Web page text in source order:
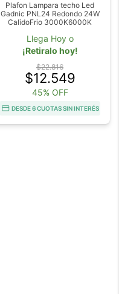
Plafon Lampara techo Led
Gadnic PNL24 Redondo 24W
CalidoFrio 3000K6000K
Llega Hoy o
¡Retiralo hoy!
$22.816
$12.549
45% OFF
DESDE 6 CUOTAS SIN INTERÉS